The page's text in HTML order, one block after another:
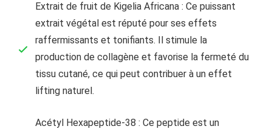
Extrait de fruit de Kigelia Africana : Ce puissant
extrait végétal est réputé pour ses effets
raffermissants et tonifiants. Il stimule la
production de collagène et favorise la fermeté du
tissu cutané, ce qui peut contribuer à un effet
lifting naturel.
Acétyl Hexapeptide-38 : Ce peptide est un